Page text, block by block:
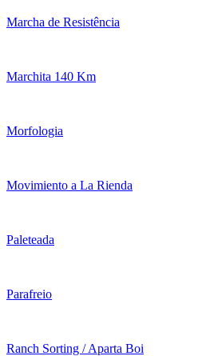
Marcha de Resistência
Marchita 140 Km
Morfologia
Movimiento a La Rienda
Paleteada
Parafreio
Ranch Sorting / Aparta Boi